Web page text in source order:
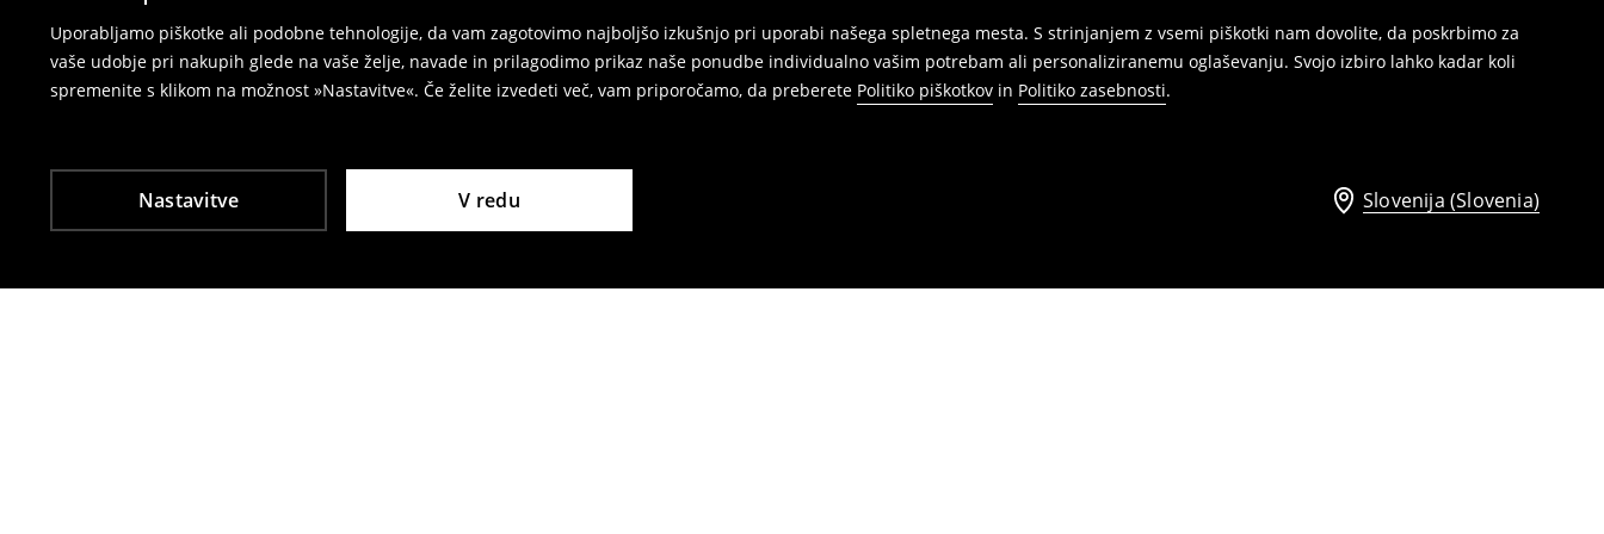
Uporabljamo piškotke ali podobne tehnologije, da vam zagotovimo najboljšo izkušnjo pri uporabi našega spletnega mesta. S strinjanjem z vsemi piškotki nam dovolite, da poskrbimo za
vaše udobje pri nakupih glede na vaše želje, navade in prilagodimo prikaz naše ponudbe individualno vašim potrebam ali personaliziranemu oglaševanju. Svojo izbiro lahko kadar koli
spremenite s klikom na možnost »Nastavitve«. Če želite izvedeti več, vam priporočamo, da preberete Politiko piškotkov in Politiko zasebnosti.
Nastavitve V redu Slovenija (Slovenia)